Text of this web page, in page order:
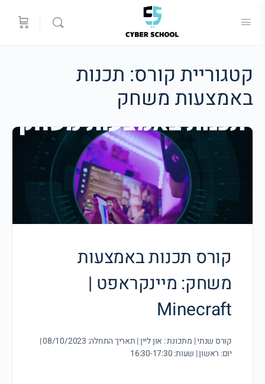
קטגוריית קורס: תכנות
באמצעות משחק
קורס תכנות באמצעות
משחק: מיינקראפט |
Minecraft
קורס שנתי | מתכונת : און ליין | תאריך התחלה: 08/10/2023 |
יום: ראשון | שעות: 16:30-17:30